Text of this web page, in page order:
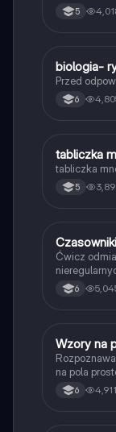
5
BBiologia
biologia-
Przed
6
T
tabliczka
tabliczka
5
CJęzyk
Ćwicz
didn't w
6
W
Wzory na
na pola
6 4,911